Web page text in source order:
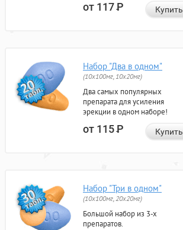
от 117Р Купить
Набор "Два в одном"
(10x100мг, 10x20мг)
Два самых популярных
препарата для усиления
эрекции в одном наборе!
от 115Р Купить
Набор "Три в одном"
(10x100мг, 20x20мг)
Большой набор из 3-х
препаратов.